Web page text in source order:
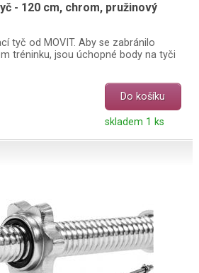
- 120 cm, chrom, pružinový
tyč od MOVIT. Aby se zabránilo
tréninku, jsou úchopné body na tyči
Do košíku
skladem 1 ks